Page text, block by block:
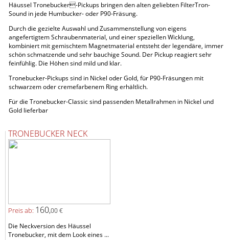
Häussel Tronebucker-Pickups bringen den alten geliebten FilterTron-
Sound in jede Humbucker- oder P90-Fräsung.
Durch die gezielte Auswahl und Zusammenstellung von eigens
angefertigtem Schraubenmaterial, und einer speziellen Wicklung,
kombiniert mit gemischtem Magnetmaterial entsteht der legendäre, immer
schön schmatzende und sehr bauchige Sound. Der Pickup reagiert sehr
feinfühlig. Die Höhen sind mild und klar.
Tronebucker-Pickups sind in Nickel oder Gold, für P90-Fräsungen mit
schwarzem oder cremefarbenem Ring erhältlich.
Für die Tronebucker-Classic sind passenden Metallrahmen in Nickel und
Gold lieferbar
TRONEBUCKER NECK
Preis ab: 160,00 €
Die Neckversion des Häussel
Tronebucker, mit dem Look eines ...